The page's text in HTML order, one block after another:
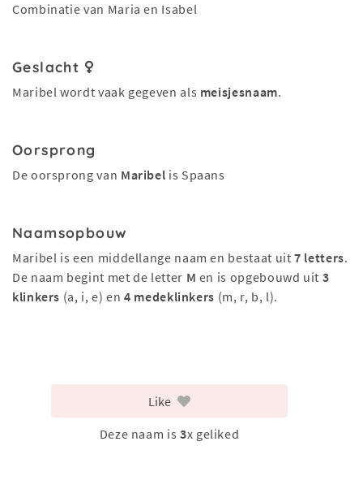
Combinatie van Maria en Isabel
Geslacht
Maribel wordt vaak gegeven als meisjesnaam.
Oorsprong
De oorsprong van Maribel is Spaans
Naamsopbouw
Maribel is een middellange naam en bestaat uit7 letters.
De naam begint met de letter M en is opgebouwd uit 3
klinkers (a, i, e) en4 medeklinkers (m, r, b, l).
Like
Deze naam is 3x geliked